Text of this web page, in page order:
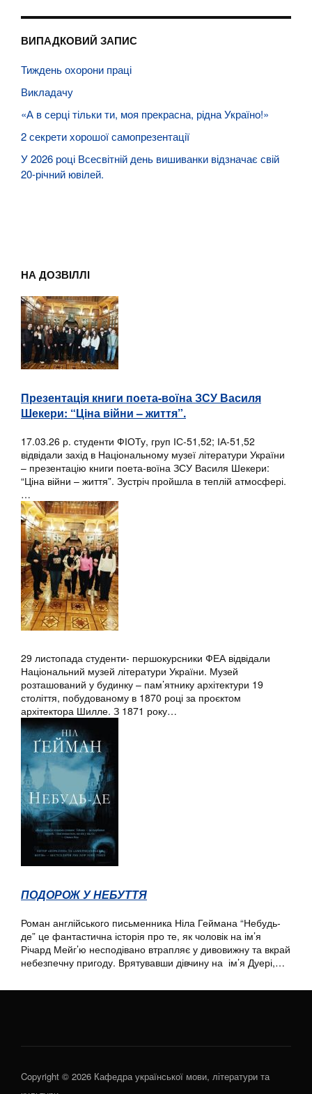
ВИПАДКОВИЙ ЗАПИС
Тиждень охорони праці
Викладачу
«А в серці тільки ти, моя прекрасна, рідна Україно!»
2 секрети хорошої самопрезентації
У 2026 році Всесвітній день вишиванки відзначає свій
20-річний ювілей.
НА ДОЗВІЛЛІ
Презентація книги поета-воїна ЗСУ Василя
Шекери: “Ціна війни – життя”.
17.03.26 р. студенти ФІОТу, груп ІС-51,52; ІА-51,52
відвідали захід в Національному музеї літератури України
– презентацію книги поета-воїна ЗСУ Василя Шекери:
“Ціна війни – життя”. Зустріч пройшла в теплій атмосфері.
…
29 листопада студенти- першокурсники ФЕА відвідали
Національний музей літератури України. Музей
розташований у будинку – пам’ятнику архітектури 19
століття, побудованому в 1870 році за проєктом
архітектора Шилле. З 1871 року…
ПОДОРОЖ У НЕБУТТЯ
Роман англійського письменника Ніла Геймана “Небудь-
де” це фантастична історія про те, як чоловік на ім’я
Річард Мейг’ю несподівано втрапляє у дивовижну та вкрай
небезпечну пригоду. Врятувавши дівчину на ім’я Дуері,…
Copyright © 2026 Кафедра української мови, літератури та